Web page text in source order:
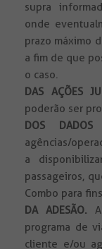
supra
onde
prazo máximo
a fim de que
o caso.
DAS AÇÕES
poderão ser
DOS DADOS
agências/
a
passageiros,
Combo para
DA ADESÃO.
programa de
cliente e/ou